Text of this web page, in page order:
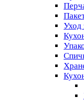
Уход